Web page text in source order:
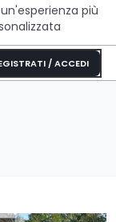
più
/ ACCEDI